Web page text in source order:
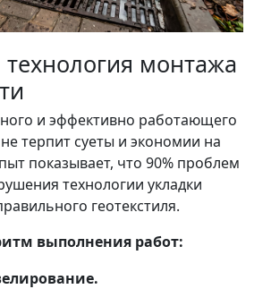
монтажа
и эффективно работающего
терпит суеты и экономии на
показывает, что 90% проблем
технологии укладки
геотекстиля.
выполнения работ: